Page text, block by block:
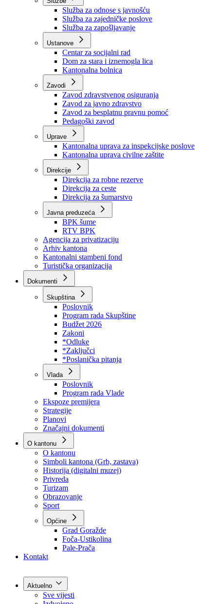
Organizacije
Službe
Služba za odnose s javnošću
Služba za zajedničke poslove
Služba za zapošljavanje
Ustanove
Centar za socijalni rad
Dom za stara i iznemogla lica
Kantonalna bolnica
Zavodi
Zavod zdravstvenog osiguranja
Zavod za javno zdravstvo
Zavod za besplatnu pravnu pomoć
Pedagoški zavod
Kantonalna uprava za inspekcijske poslove
Kantonalna uprava civilne zaštite
Direkcije
Direkcija za robne rezerve
Direkcija za ceste
Direkcija za šumarstvo
Javna preduzeća
BPK šume
RTV BPK
Agencija za privatizaciju
Arhiv kantona
Kantonalni stambeni fond
Turistička organizacija
Dokumenti
Skupština
Poslovnik
Program rada Skupštine
Budžet 2026
Zakoni
*Odluke
*Zaključci
*Poslanička pitanja
Vlada
Poslovnik
Program rada Vlade
Ekspoze premijera
Strategije
Planovi
Značajni dokumenti
O kantonu
O kantonu
Simboli kantona (Grb, zastava)
Historija (digitalni muzej)
Privreda
Turizam
Obrazovanje
Sport
Općine
Kontakt